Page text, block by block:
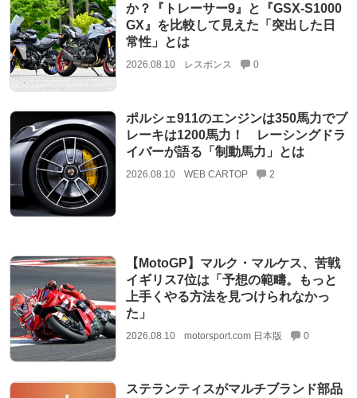
か？『トレーサー9』と『GSX-S1000
GX』を比較して見えた「突出した日
常性」とは
2026.08.10 レスポンス 0
ポルシェ911のエンジンは350馬力でブ
レーキは1200馬力！ レーシングドラ
イバーが語る「制動馬力」とは
2026.08.10 WEB CARTOP 2
【MotoGP】マルク・マルケス、苦戦
イギリス7位は「予想の範疇。もっと
上手くやる方法を見つけられなかっ
た」
2026.08.10 motorsport.com 日本版 0
ステランティスがマルチブランド部品